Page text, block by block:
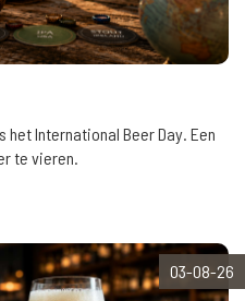
International Beer Day. Een
te vieren.
03-08-26